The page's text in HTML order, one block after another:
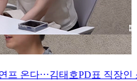
프 온다⋯김태호PD표 직장인